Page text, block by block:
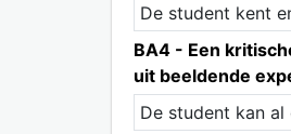
De student kent
BA4 - Een
uit beeldende
De student kan